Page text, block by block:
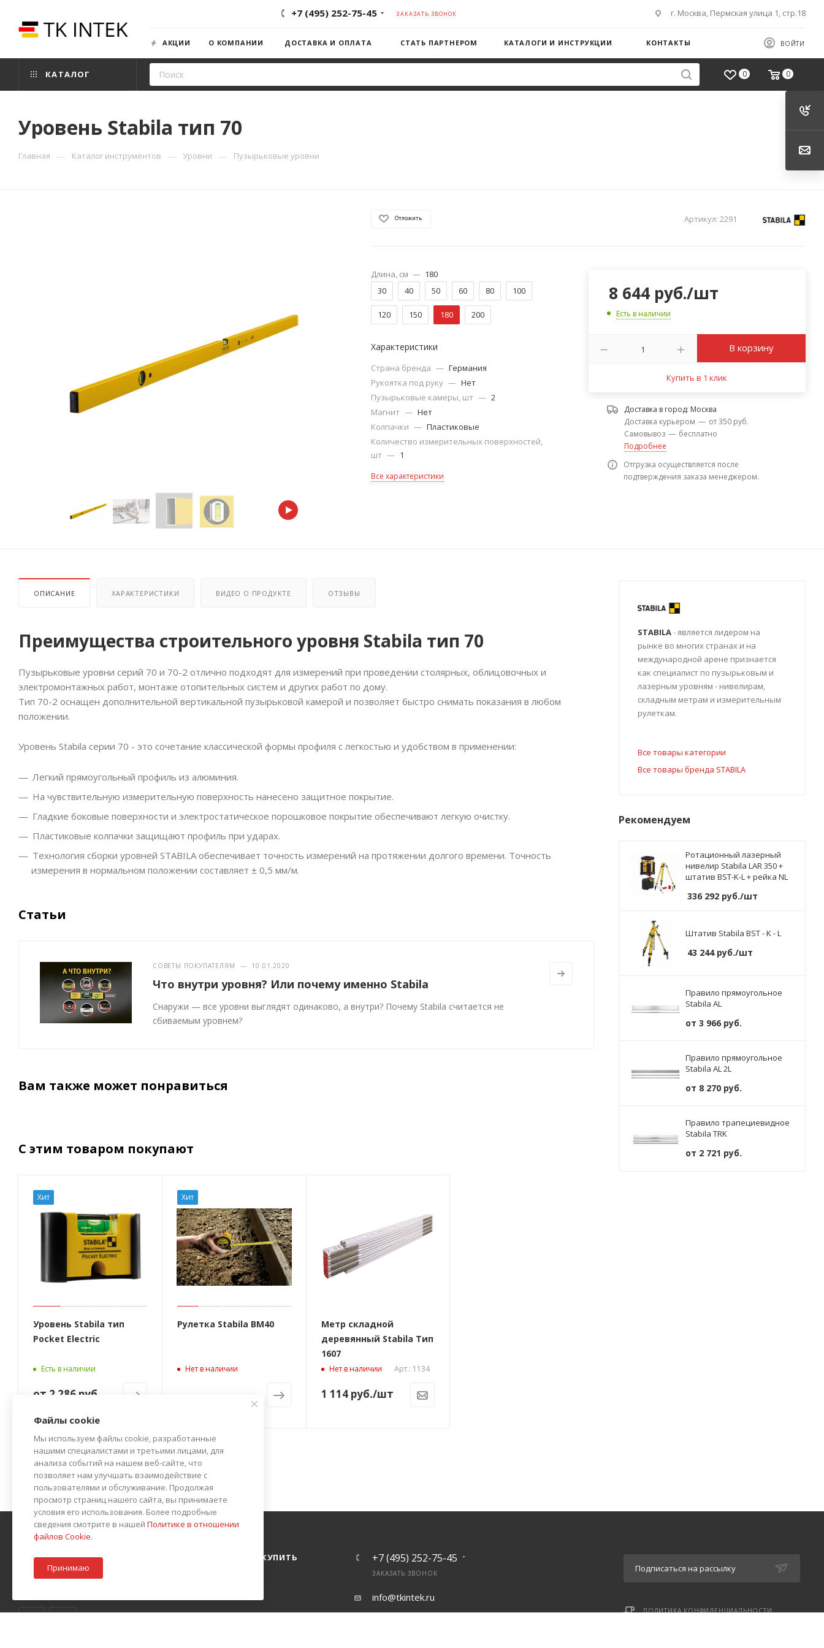
+7 (495) 252-75-45 ЗАКАЗАТЬ ЗВОНОК г. Москва, Пермская улица 1, стр.18
ВОЙТИ
АКЦИИ О КОМПАНИИ ДОСТАВКА И ОПЛАТА СТАТЬ ПАРТНЕРОМ КАТАЛОГИ И ИНСТРУКЦИИ КОНТАКТЫ
0 0
КАТАЛОГ
Уровень Stabila тип 70
Главная — Каталог инструментов — Уровни — Пузырьковые уровни
Отложить Артикул: 2291
Длина, см — 180
30
40 50 60 80 100
120 150 180 200
Характеристики
Страна бренда — Германия
Рукоятка под руку — Нет
Пузырьковые камеры, шт — 2
Магнит — Нет
Колпачки — Пластиковые
Количество измерительных поверхностей,
шт — 1
Все характеристики
8 644руб./шт
Есть в наличии
В корзину
Купить в 1 клик
Доставка в город: Москва
Доставка курьером — от 350 руб.
Самовывоз — бесплатно
Подробнее
Отгрузка осуществляется после
подтверждения заказа менеджером.
ОПИСАНИЕ ХАРАКТЕРИСТИКИ ВИДЕО О ПРОДУКТЕ ОТЗЫВЫ
Преимущества строительного уровня Stabila тип 70
Пузырьковые уровни серий 70 и 70-2 отлично подходят для измерений при проведении столярных, облицовочных и
электромонтажных работ, монтаже отопительных систем и других работ по дому.
Тип 70-2 оснащен дополнительной вертикальной пузырьковой камерой и позволяет быстро снимать показания в любом
положении.
Уровень Stabila серии 70 - это сочетание классической формы профиля с легкостью и удобством в применении:
Легкий прямоугольный профиль из алюминия.
На чувствительную измерительную поверхность нанесено защитное покрытие.
Гладкие боковые поверхности и электростатическое порошковое покрытие обеспечивают легкую очистку.
Пластиковые колпачки защищают профиль при ударах.
Технология сборки уровней STABILA обеспечивает точность измерений на протяжении долгого времени. Точность
измерения в нормальном положении составляет ± 0,5 мм/м.
Статьи
СОВЕТЫ ПОКУПАТЕЛЯМ — 10.01.2020
Что внутри уровня? Или почему именно Stabila
Снаружи — все уровни выглядят одинаково, а внутри? Почему Stabila считается не
сбиваемым уровнем?
Вам также может понравиться
С этим товаром покупают
Хит
Уровень Stabila тип
Pocket Electric
Есть в наличии
от 2 286 руб.
Хит
Рулетка Stabila BM40
Нет в наличии
Метр складной
деревянный Stabila Тип
1607
Нет в наличии Арт.: 1134
1 114руб./шт
STABILA- является лидером на
рынке во многих странах и на
международной арене признается
как специалист по пузырьковым и
лазерным уровням - нивелирам,
складным метрам и измерительным
рулеткам.
Все товары категории
Все товары бренда STABILA
Рекомендуем
Ротационный лазерный
нивелир Stabila LAR 350 +
штатив BST-K-L + рейка NL
336 292 руб./шт
Штатив Stabila BST - K - L
43 244руб./шт
Правило прямоугольное
Stabila AL
от 3 966 руб.
Правило прямоугольное
Stabila AL 2L
от 8 270 руб.
Правило трапециевидное
Stabila TRK
от 2 721 руб.
О КОМПАНИИ
КАК КУПИТЬ
БЛОГ
КОНТАКТЫ
+7 (495) 252-75-45
ЗАКАЗАТЬ ЗВОНОК
info@tkintek.ru
Подписаться на рассылку
ПОЛИТИКА КОНФИДЕНЦИАЛЬНОСТИ
Файлы cookie
Мы используем файлы cookie, разработанные
нашими специалистами и третьими лицами, для
анализа событий на нашем веб-сайте, что
позволяет нам улучшать взаимодействие с
пользователями и обслуживание. Продолжая
просмотр страниц нашего сайта, вы принимаете
условия его использования. Более подробные
сведения смотрите в нашей Политике в отношении
файлов Cookie.
Принимаю